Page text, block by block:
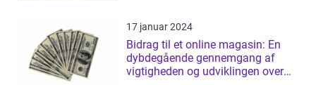
17 januar 2024
Bidrag til et online magasin: En
dybdegående gennemgang af
vigtigheden og udviklingen over